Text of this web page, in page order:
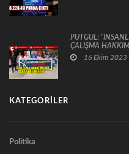
PUTGÜL:
ÇALIŞMA
16 Ekim 2023
KATEGORILER
Politika